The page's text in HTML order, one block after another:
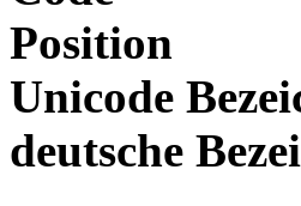
Position
Unicode
deutsche